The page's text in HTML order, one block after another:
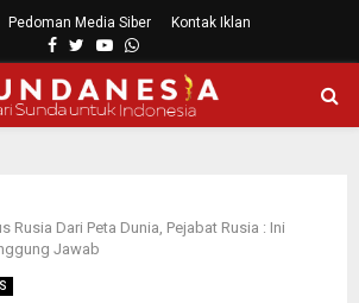
Pedoman Media Siber Kontak Iklan
Facebook
TwitterYoutubeWhatsapp
Rusia Dari Peta Dunia, Pejabat Rusia : Ini
Jawab